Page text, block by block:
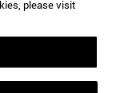
please visit